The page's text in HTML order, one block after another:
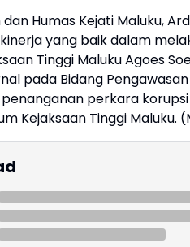
dan Humas Kejati Maluku,
yang baik dalam
Tinggi Maluku Agoes
pada Bidang
perkara
Kejaksaan Tinggi Maluku.